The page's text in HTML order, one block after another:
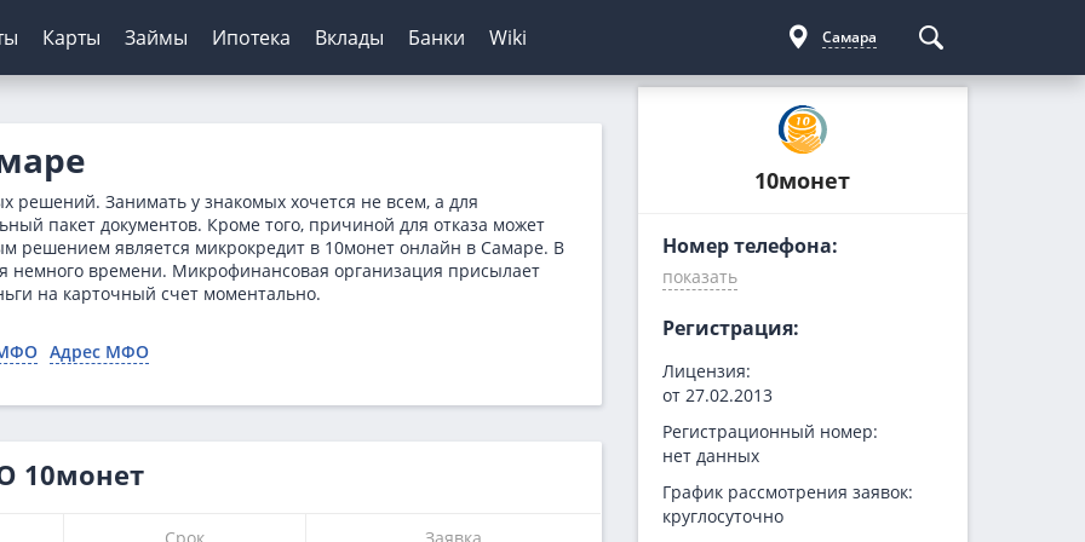
Архив ЦБ РФ
Курс доллара ЦБ
Курс евро ЦБ
Курсы криптовалют
Курс биткоина
Банк
Без первого взноса
На авто с пробегом
С плохой историей
Кредиты для бизнеса
На пополнение ОС
Карты
С кэшбэком
Займы
отказа
зарплаты
Монеткин
До зарплаты
Creditplus
Погашение займов
Купи не копи
МИГ Кредит
Webbankir
Ипотека
ипотеки
Вклады
Калькулятор вкладов
Банки Wiki Самара
Занимать у знакомых хочется не всем, а для
пакет документов. Кроме того, причиной для отказа может
решением является микрокредит в 10монет онлайн в Самаре. В
немного времени. Микрофинансовая организация присылает
на карточный счет моментально.
Адрес МФО
10монет
10монет
Номер телефона:
Регистрация:
Лицензия:
от 27.02.2013
Регистрационный номер:
нет данных
График рассмотрения заявок:
круглосуточно